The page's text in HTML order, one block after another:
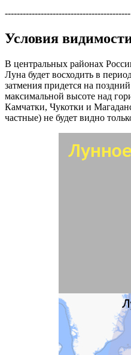
------------------------------------------
Условия
В центральных районах
Луна будет восходить в
затмения придется на
максимальной высоте над
Камчатки, Чукотки и
частные) не будет видно